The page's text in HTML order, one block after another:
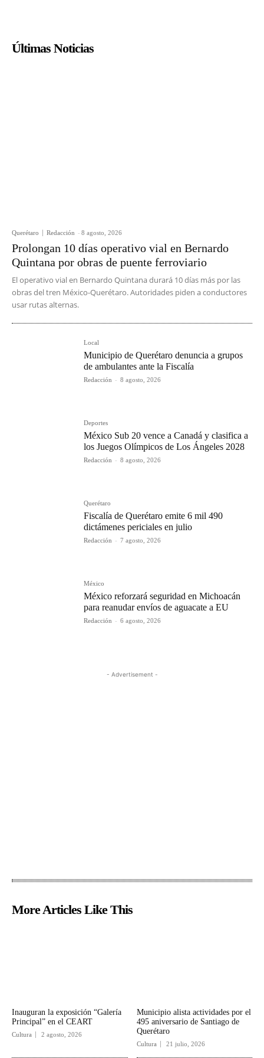
Últimas Noticias
Querétaro Redacción - 8 agosto, 2026
Prolongan 10 días operativo vial en Bernardo
Quintana por obras de puente ferroviario
El operativo vial en Bernardo Quintana durará 10 días más por las
obras del tren México-Querétaro. Autoridades piden a conductores
usar rutas alternas.
Local
Municipio de Querétaro denuncia a grupos
de ambulantes ante la Fiscalía
Redacción - 8 agosto, 2026
Deportes
México Sub 20 vence a Canadá y clasifica a
los Juegos Olímpicos de Los Ángeles 2028
Redacción - 8 agosto, 2026
Querétaro
Fiscalía de Querétaro emite 6 mil 490
dictámenes periciales en julio
Redacción - 7 agosto, 2026
México
México reforzará seguridad en Michoacán
para reanudar envíos de aguacate a EU
Redacción - 6 agosto, 2026
- Advertisement -
More Articles Like This
Inauguran la exposición “Galería
Principal” en el CEART
Cultura 2 agosto, 2026
Municipio alista actividades por el
495 aniversario de Santiago de
Querétaro
Cultura 21 julio, 2026